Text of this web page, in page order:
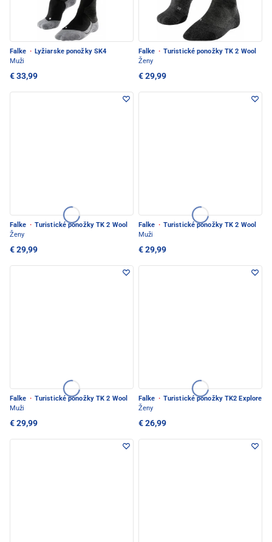
Falke · Lyžiarske ponožky SK4
Muži
€ 33,99
Falke · Turistické ponožky TK 2 Wool
Ženy
€ 29,99
Falke · Turistické ponožky TK 2 Wool
Ženy
€ 29,99
Falke · Turistické ponožky TK 2 Wool
Muži
€ 29,99
Falke · Turistické ponožky TK 2 Wool
Muži
€ 29,99
Falke · Turistické ponožky TK2 Explore
Ženy
€ 26,99